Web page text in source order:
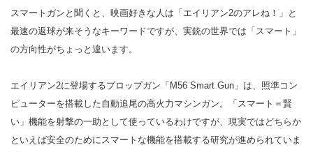
スマートガンと聞くと、映画好きな人は「エイリアン2のアレね！」と
最速の返球が来そうなキーワードですが、実銃の世界では「スマート」
の方向性がちょっと違います。
エイリアン2に登場するプロップガン「M56 Smart Gun」は、照準コン
ピューターを搭載した自動追尾の高火力マシンガン。「スマート＝賢
い」機能を射撃の一助として使っているわけですが、現実ではどちらか
といえば安全のためにスマートな機能を搭載する研究が進められていま